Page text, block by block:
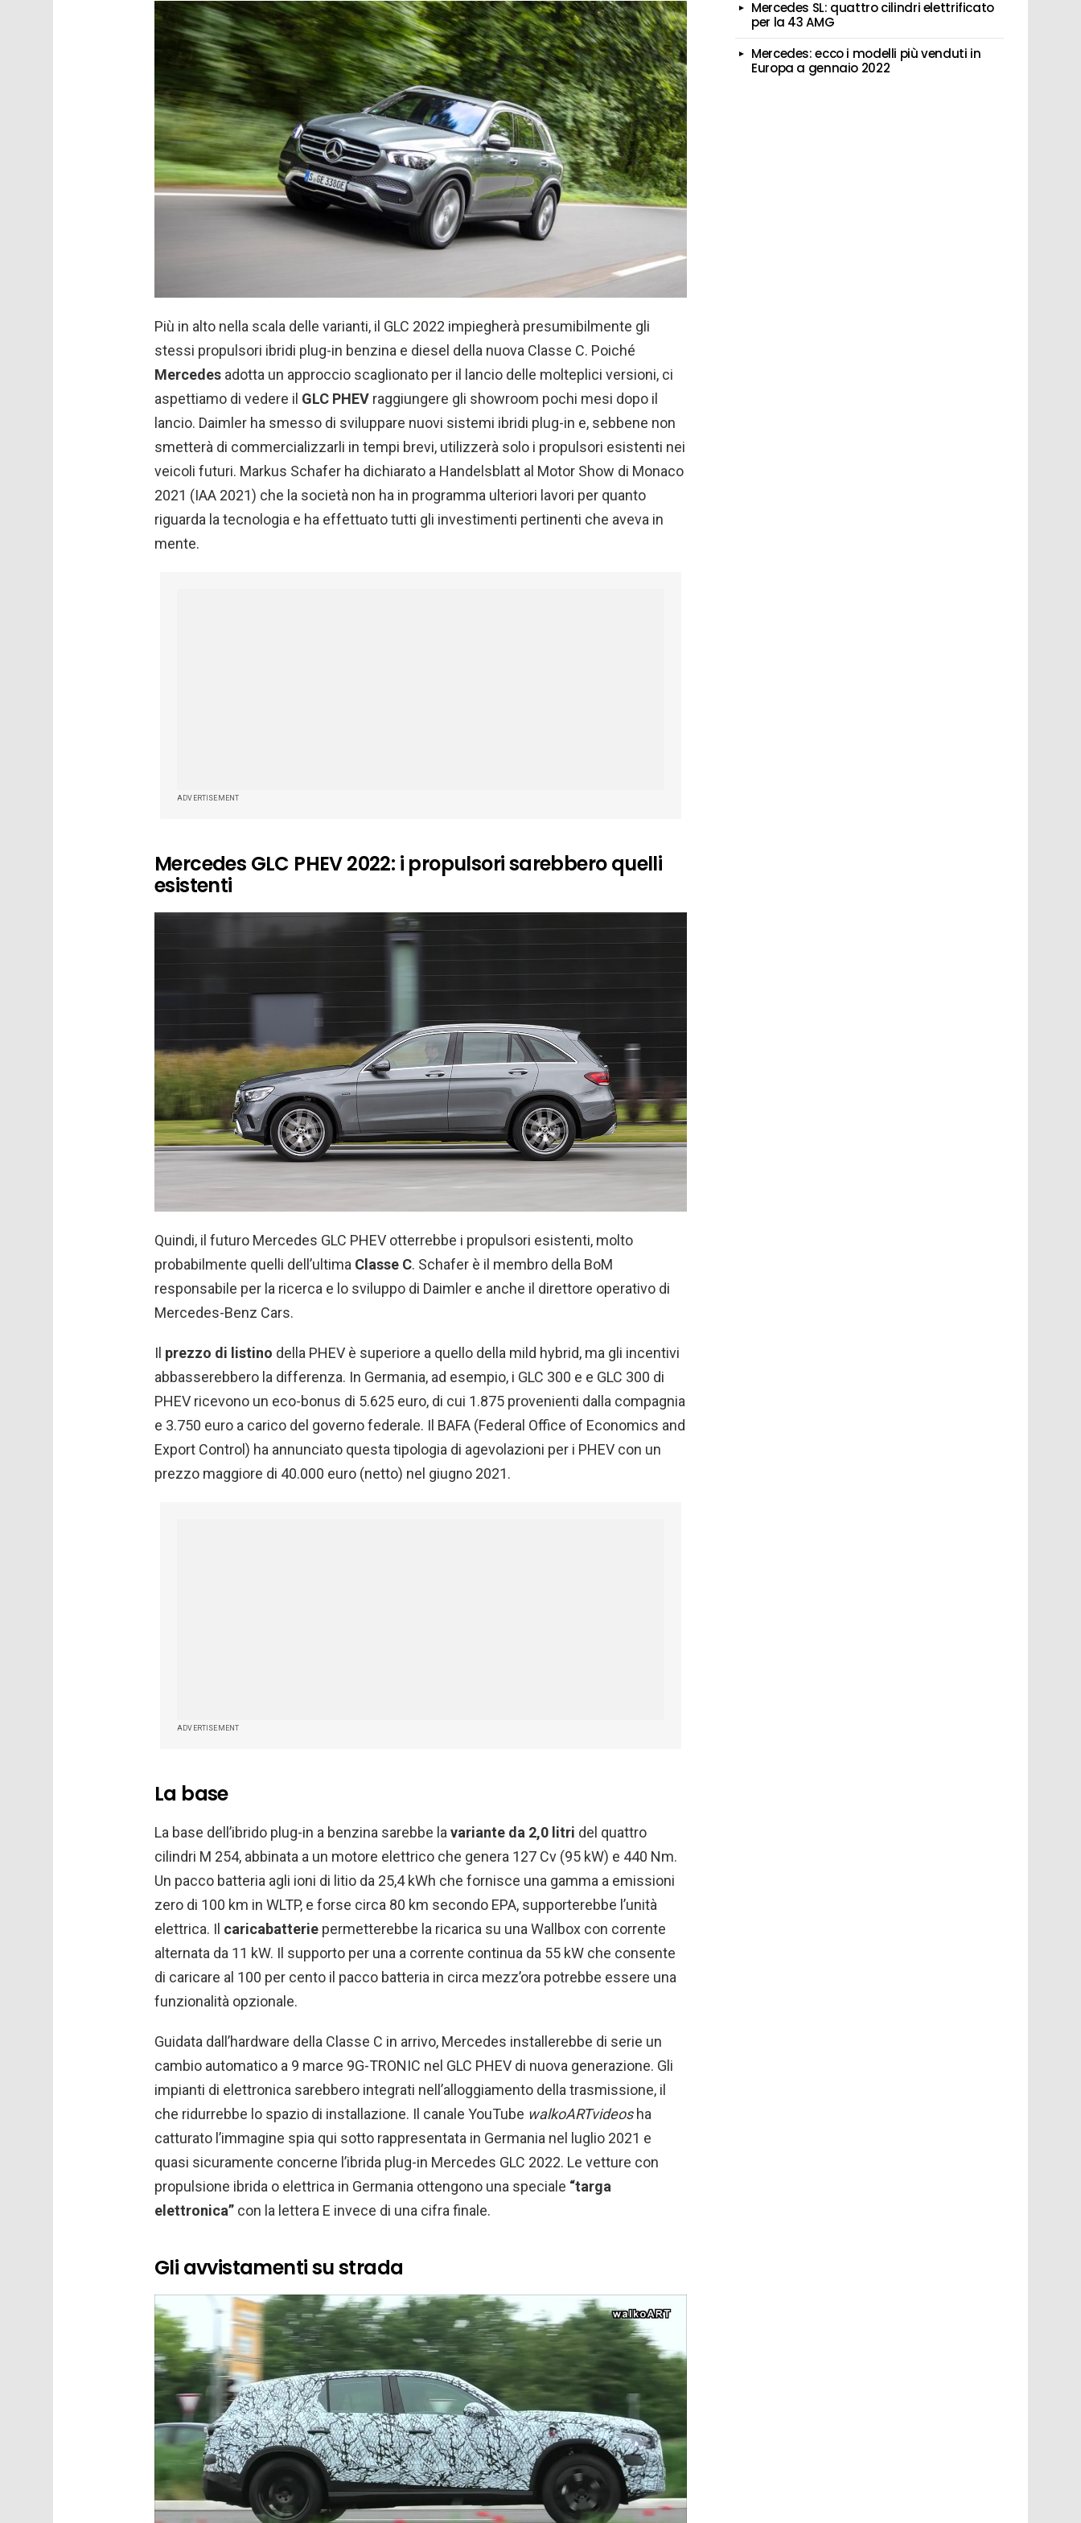
Più in alto nella scala delle varianti, il GLC 2022 impiegherà presumibilmente gli
stessi propulsori ibridi plug-in benzina e diesel della nuova Classe C. Poiché
Mercedes adotta un approccio scaglionato per il lancio delle molteplici versioni, ci
aspettiamo di vedere il GLC PHEV raggiungere gli showroom pochi mesi dopo il
lancio. Daimler ha smesso di sviluppare nuovi sistemi ibridi plug-in e, sebbene non
smetterà di commercializzarli in tempi brevi, utilizzerà solo i propulsori esistenti nei
veicoli futuri. Markus Schafer ha dichiarato a Handelsblatt al Motor Show di Monaco
2021 (IAA 2021) che la società non ha in programma ulteriori lavori per quanto
riguarda la tecnologia e ha effettuato tutti gli investimenti pertinenti che aveva in
mente.
ADVERTISEMENT
Mercedes GLC PHEV 2022: i propulsori sarebbero quelli
esistenti
Quindi, il futuro Mercedes GLC PHEV otterrebbe i propulsori esistenti, molto
probabilmente quelli dell’ultima Classe C. Schafer è il membro della BoM
responsabile per la ricerca e lo sviluppo di Daimler e anche il direttore operativo di
Mercedes-Benz Cars.
Il prezzo di listino della PHEV è superiore a quello della mild hybrid, ma gli incentivi
abbasserebbero la differenza. In Germania, ad esempio, i GLC 300 e e GLC 300 di
PHEV ricevono un eco-bonus di 5.625 euro, di cui 1.875 provenienti dalla compagnia
e 3.750 euro a carico del governo federale. Il BAFA (Federal Office of Economics and
Export Control) ha annunciato questa tipologia di agevolazioni per i PHEV con un
prezzo maggiore di 40.000 euro (netto) nel giugno 2021.
ADVERTISEMENT
La base
La base dell’ibrido plug-in a benzina sarebbe la variante da 2,0 litri del quattro
cilindri M 254, abbinata a un motore elettrico che genera 127 Cv (95 kW) e 440 Nm.
Un pacco batteria agli ioni di litio da 25,4 kWh che fornisce una gamma a emissioni
zero di 100 km in WLTP, e forse circa 80 km secondo EPA, supporterebbe l’unità
elettrica. Il caricabatterie permetterebbe la ricarica su una Wallbox con corrente
alternata da 11 kW. Il supporto per una a corrente continua da 55 kW che consente
di caricare al 100 per cento il pacco batteria in circa mezz’ora potrebbe essere una
funzionalità opzionale.
Guidata dall’hardware della Classe C in arrivo, Mercedes installerebbe di serie un
cambio automatico a 9 marce 9G-TRONIC nel GLC PHEV di nuova generazione. Gli
impianti di elettronica sarebbero integrati nell’alloggiamento della trasmissione, il
che ridurrebbe lo spazio di installazione. Il canale YouTube walkoARTvideosha
catturato l’immagine spia qui sotto rappresentata in Germania nel luglio 2021 e
quasi sicuramente concerne l’ibrida plug-in Mercedes GLC 2022. Le vetture con
propulsione ibrida o elettrica in Germania ottengono una speciale “targa
elettronica” con la lettera E invece di una cifra finale.
Gli avvistamenti su strada
Mercedes SL: quattro cilindri elettrificato
per la 43 AMG
Mercedes: ecco i modelli più venduti in
Europa a gennaio 2022